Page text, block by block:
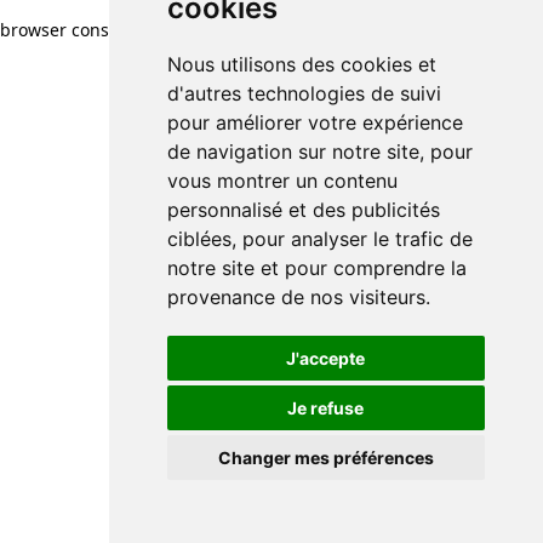
cookies
Nous utilisons des cookies et
d'autres technologies de suivi
pour améliorer votre expérience
de navigation sur notre site, pour
vous montrer un contenu
personnalisé et des publicités
ciblées, pour analyser le trafic de
notre site et pour comprendre la
provenance de nos visiteurs.
J'accepte
Je refuse
Changer mes préférences
browser console for more information)